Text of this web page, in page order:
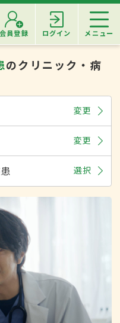
会員登録 ログイン メニュー
のクリニック・病
変更
変更
選択